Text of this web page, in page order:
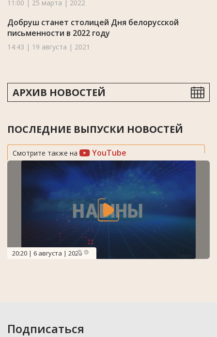
11:00 | 25 марта | 2022
Добруш станет столицей Дня белорусской
письменности в 2022 году
14:43 | 19 августа | 2021
АРХИВ НОВОСТЕЙ
ПОСЛЕДНИЕ ВЫПУСКИ НОВОСТЕЙ
Смотрите также на YouTube
20:20 | 6 августа | 2026
Подписаться